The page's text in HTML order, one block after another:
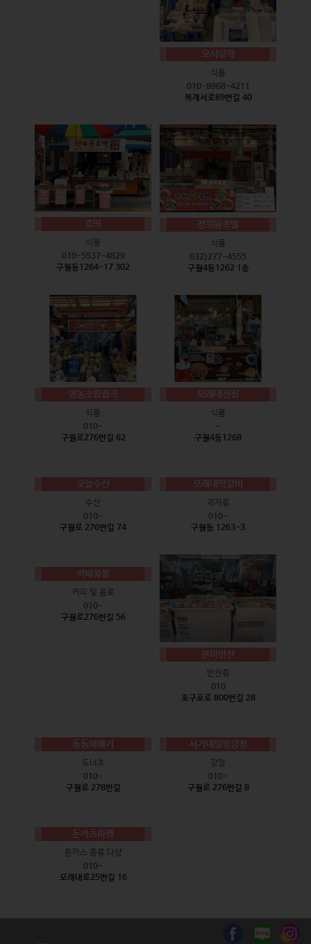
모시잎떡
식품
010-8968-4211
복개서로89번길 40
호떡
식품
010-5537-4829
구월동1264-17 302
정원왕족발
식품
032)277-4555
구월4동1262 1층
영농조합잡곡
식품
010-
구월로276번길 62
모래내전집
식품
-
구월4동1268
오늘수산
수산
010-
구월로 276번길 74
모래내떡갈비
과자류
010-
구월동 1263-3
까페봄봄
커피 및 음료
010-
구월로276번길 56
본미반찬
반찬류
010
호구포로 800번길 28
동동꽈배기
도너츠
010-
구월로 278번길
서기네말랑강정
강정
010-
구월로 276번길 8
돈카츠마켓
돈까스 종류 다양
010-
모래내로25번길 16